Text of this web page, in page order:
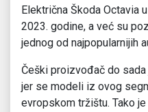
Električna Škoda Octavia
2023. godine, a već su
jednog od najpopularnijih
Češki proizvođač do
jer se modeli iz ovog
evropskom tržištu. Tako